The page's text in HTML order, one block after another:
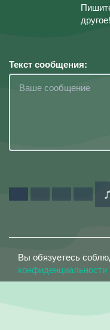
другое!
Текст сообщения:
Вы обязуетесь
конфиденциальности